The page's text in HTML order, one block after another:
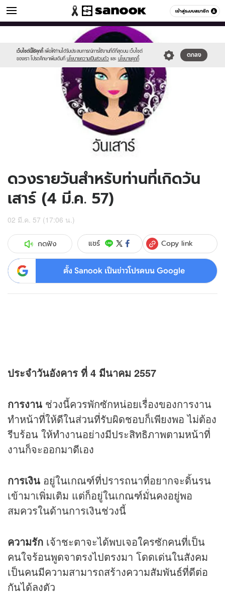
เข้าสู่ระบบสมาชิก
ดูดวง หมวดอื่นๆ
เว็บไซต์นี้ใช้คุกกี้ เพื่อให้ท่านได้รับประสบการณ์การใช้งานที่ดีที่สุดบน เว็บไซต์
ของเรา โปรดศึกษาเพิ่มเติมที่ นโยบายความเป็นส่วนตัว และ นโยบายคุกกี้
ตกลง
//s.isanook.com/sr/0/images/logo-
sanook.png
//s.isanook.com/ho/0/ud/12/60033/170-
ดวงรายวันสำหรับท่านที่เกิดวัน
เสาร์ (4 มี.ค. 57)
02 มี.ค. 57 (17:06 น.)
กดฟัง แชร์ Copy link
ตั้ง Sanook เป็นข่าวโปรดบน Google
ประจำวันอังคาร ที่ 4 มีนาคม 2557
การงาน ช่วงนี้ควรพักซักหน่อยเรื่องของการงาน
ทำหน้าที่ให้ดีในส่วนที่รับผิดชอบก็เพียงพอ ไม่ต้อง
รีบร้อน ให้ทำงานอย่างมีประสิทธิภาพตามหน้าที่
งานก็จะออกมาดีเอง
การเงิน อยู่ในเกณฑ์ที่ปรารถนาที่อยากจะดิ้นรน
เข้ามาเพิ่มเติม แต่ก็อยู่ในเกณฑ์มั่นคงอยู่พอ
สมควรในด้านการเงินช่วงนี้
ความรัก เจ้าชะตาจะได้พบเจอใครซักคนที่เป็น
คนใจร้อนพูดจาตรงไปตรงมา โดดเด่นในสังคม
เป็นคนมีความสามารถสร้างความสัมพันธ์ที่ดีต่อ
กันได้ลงตัว